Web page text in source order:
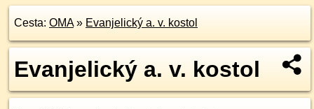
Cesta: OMA» Evanjelický a. v. kostol
Evanjelický a. v. kostol